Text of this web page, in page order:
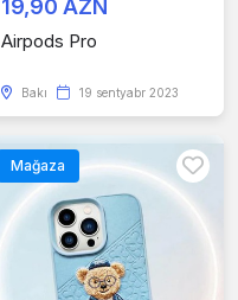
19,90 AZN
Airpods Pro
Bakı 19 sentyabr 2023
Mağaza